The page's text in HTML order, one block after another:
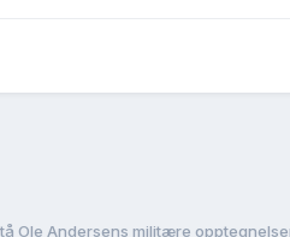
Ole Andersens militære